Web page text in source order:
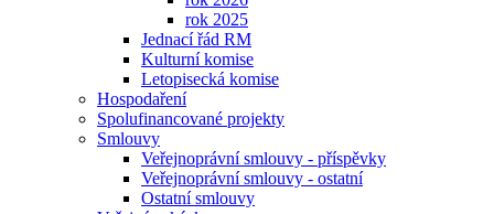
rok 2025
Jednací řád RM
Kulturní komise
Letopisecká komise
Hospodaření
Spolufinancované projekty
Smlouvy
Veřejnoprávní smlouvy - příspěvky
Veřejnoprávní smlouvy - ostatní
Ostatní smlouvy